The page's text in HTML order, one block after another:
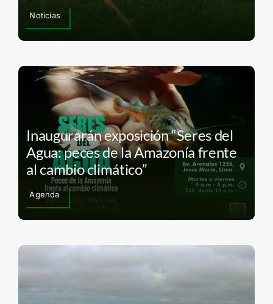
Noticias
Inaugurarán exposición “Seres del
Agua: peces de la Amazonía frente
al cambio climático”
Agenda